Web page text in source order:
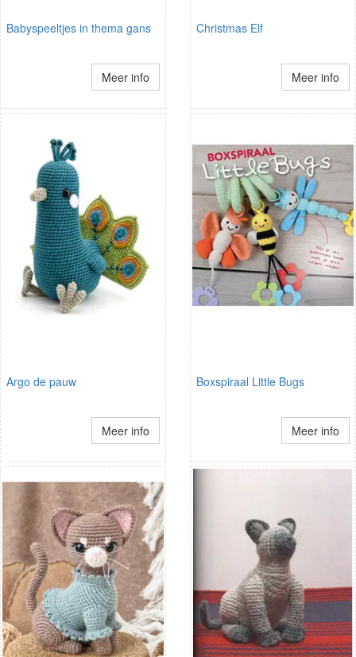
Babyspeeltjes in thema gans
Meer info
Christmas Elf
Meer info
Argo de pauw
Meer info
Boxspiraal Little Bugs
Meer info